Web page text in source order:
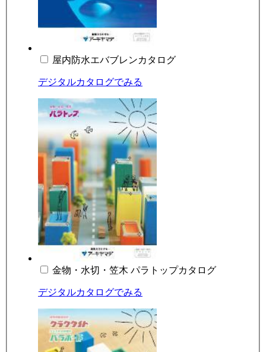
屋内防水エバブレンカタログ
デジタルカタログでみる
金物・水切・笠木 パラトップカタログ
デジタルカタログでみる